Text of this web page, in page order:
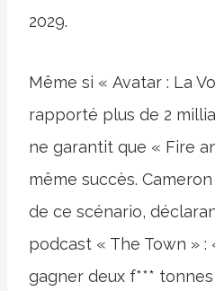
2029.
Même si « Avatar : La
rapporté plus de 2
ne garantit que « Fire
même succès.
de ce scénario,
podcast « The Town » :
gagner deux f***